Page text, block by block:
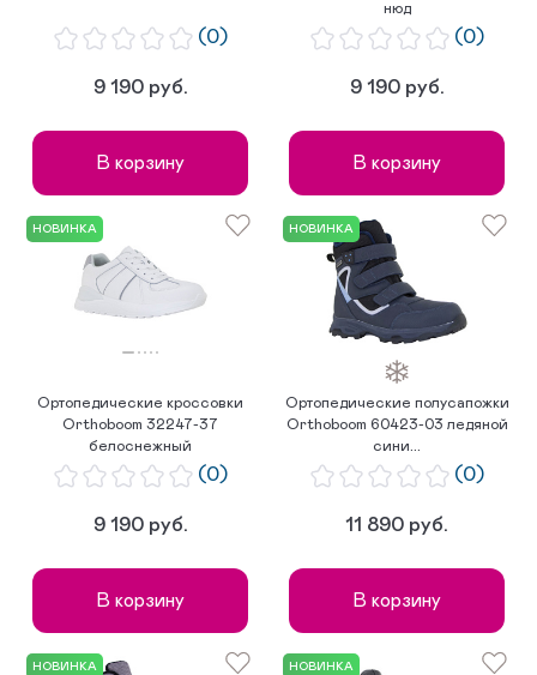
(0)
9 190 руб.
В корзину
нюд
(0)
9 190 руб.
В корзину
НОВИНКА
Ортопедические кроссовки
Orthoboom 32247-37
белоснежный
(0)
9 190 руб.
В корзину
НОВИНКА
Ортопедические полусапожки
Orthoboom 60423-03 ледяной
сини...
(0)
11 890 руб.
В корзину
НОВИНКА НОВИНКА